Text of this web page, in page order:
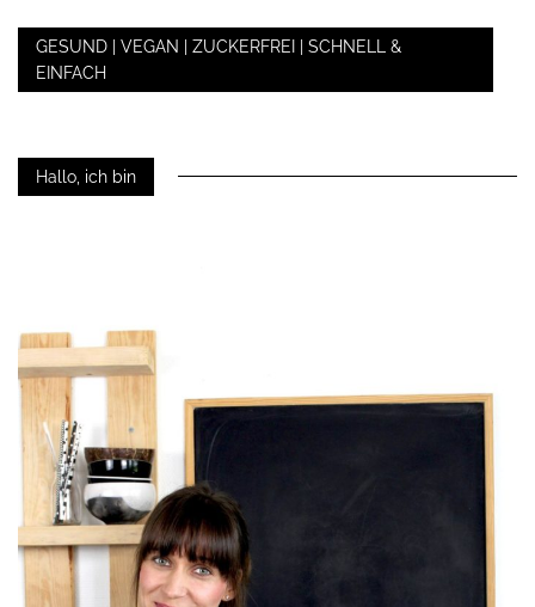
GESUND | VEGAN | ZUCKERFREI | SCHNELL &
EINFACH
Hallo, ich bin